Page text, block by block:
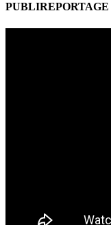
PUBLIREPORTAGE